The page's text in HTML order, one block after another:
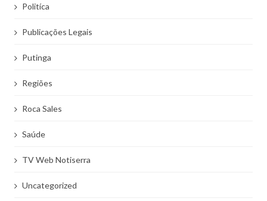
Politíca
Publicações Legais
Putinga
Regiões
Roca Sales
Saúde
TV Web Notiserra
Uncategorized